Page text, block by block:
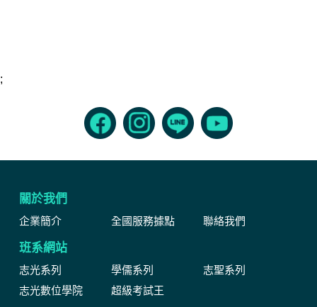
;
關於我們
企業簡介 全國服務據點 聯絡我們
班系網站
志光系列 學儒系列
志聖系列
志光數位學院
超級考試王